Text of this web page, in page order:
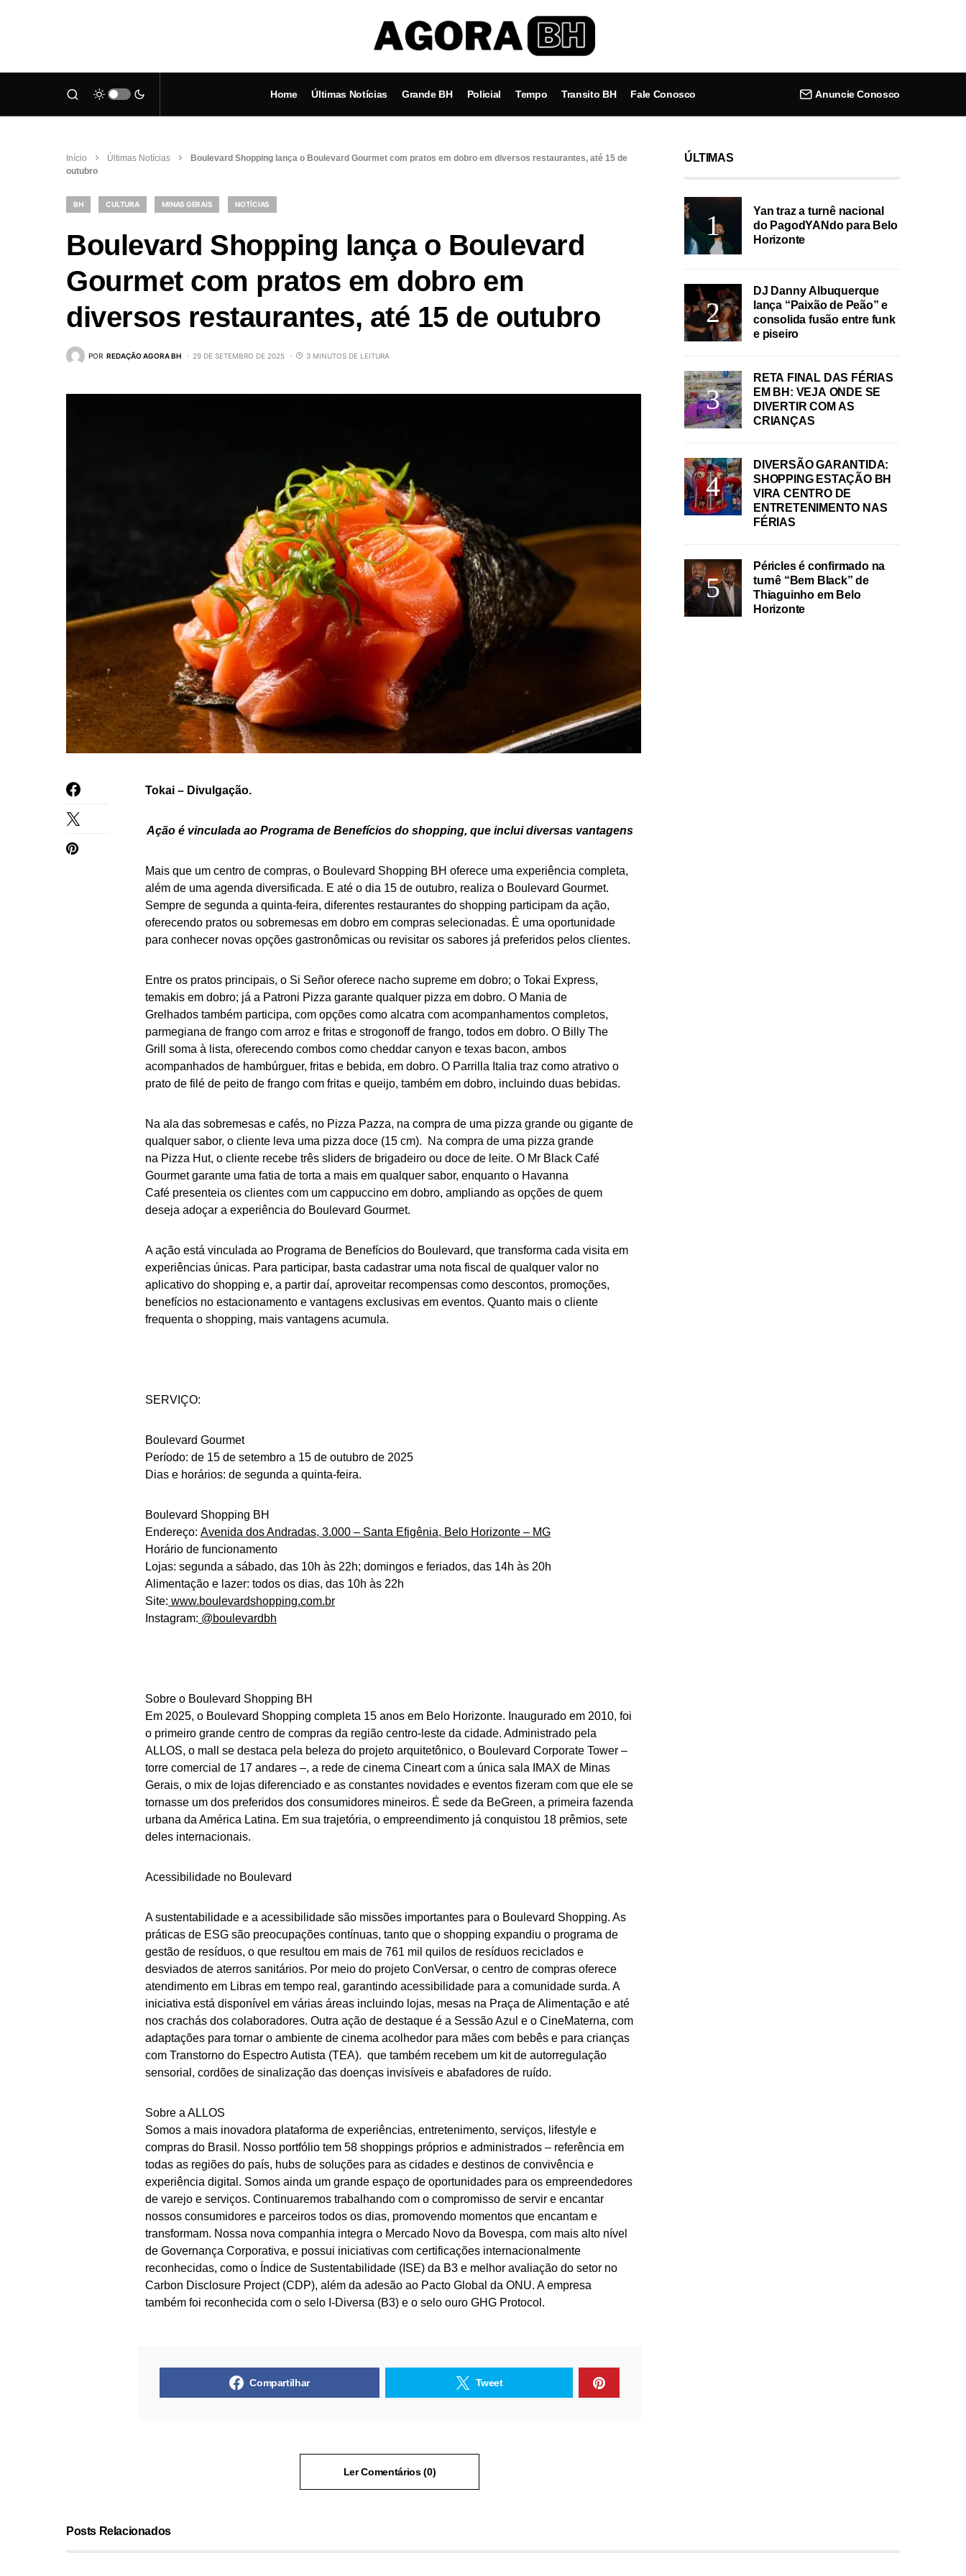
Home Últimas Notícias Grande BH Policial Tempo Transito BH Fale Conosco Anuncie Conosco
Início Últimas Notícias
Boulevard Shopping lança o Boulevard Gourmet com pratos em dobro em diversos restaurantes, até 15 de
outubro
BH CULTURA MINAS GERAIS NOTÍCIAS
Boulevard Shopping lança o Boulevard
Gourmet com pratos em dobro em
diversos restaurantes, até 15 de outubro
POR REDAÇÃO AGORA BH 29 DE SETEMBRO DE 2025 3 MINUTOS DE LEITURA
Tokai – Divulgação.
Ação é vinculada ao Programa de Benefícios do shopping, que incluidiversas vantagens
Mais que um centro de compras, o Boulevard Shopping BH oferece uma experiência completa,
além de uma agenda diversificada. E até o dia 15 de outubro, realiza o Boulevard Gourmet.
Sempre de segunda a quinta-feira, diferentes restaurantes do shopping participam da ação,
oferecendo pratos ou sobremesas em dobro em compras selecionadas. É uma oportunidade
para conhecer novas opções gastronômicas ou revisitar os sabores já preferidos pelos clientes.
Entre os pratos principais, o Si Señor oferece nacho supreme em dobro; o Tokai Express,
temakis em dobro; já a Patroni Pizza garante qualquer pizza em dobro. O Mania de
Grelhados também participa, com opções como alcatra com acompanhamentos completos,
parmegiana de frango com arroz e fritas e strogonoff de frango, todos em dobro. O Billy The
Grill soma à lista, oferecendo combos como cheddar canyon e texas bacon, ambos
acompanhados de hambúrguer, fritas e bebida, em dobro. O Parrilla Italia traz como atrativo o
prato de filé de peito de frango com fritas e queijo, também em dobro, incluindo duas bebidas.
Na ala das sobremesas e cafés, no Pizza Pazza, na compra de uma pizza grande ou gigante de
qualquer sabor, o cliente leva uma pizza doce (15 cm). Na compra de uma pizza grande
na Pizza Hut, o cliente recebe três sliders de brigadeiro ou doce de leite. O Mr Black Café
Gourmet garante uma fatia de torta a mais em qualquer sabor, enquanto o Havanna
Café presenteia os clientes com um cappuccino em dobro, ampliando as opções de quem
deseja adoçar a experiência do Boulevard Gourmet.
A ação está vinculada ao Programa de Benefícios do Boulevard, que transforma cada visita em
experiências únicas. Para participar, basta cadastrar uma nota fiscal de qualquer valor no
aplicativo do shopping e, a partir daí, aproveitar recompensas como descontos, promoções,
benefícios no estacionamento e vantagens exclusivas em eventos. Quanto mais o cliente
frequenta o shopping, mais vantagens acumula.
SERVIÇO:
Boulevard Gourmet
Período: de 15 de setembro a 15 de outubro de 2025
Dias e horários: de segunda a quinta-feira.
Boulevard Shopping BH
Endereço: Avenida dos Andradas, 3.000 – Santa Efigênia, Belo Horizonte – MG
Horário de funcionamento
Lojas: segunda a sábado, das 10h às 22h; domingos e feriados, das 14h às 20h
Alimentação e lazer: todos os dias, das 10h às 22h
Site: www.boulevardshopping.com.br
Instagram: @boulevardbh
Sobre o Boulevard Shopping BH
Em 2025, o Boulevard Shopping completa 15 anos em Belo Horizonte. Inaugurado em 2010, foi
o primeiro grande centro de compras da região centro-leste da cidade. Administrado pela
ALLOS, o mall se destaca pela beleza do projeto arquitetônico, o Boulevard Corporate Tower –
torre comercial de 17 andares –, a rede de cinema Cineart com a única sala IMAX de Minas
Gerais, o mix de lojas diferenciado e as constantes novidades e eventos fizeram com que ele se
tornasse um dos preferidos dos consumidores mineiros. É sede da BeGreen, a primeira fazenda
urbana da América Latina. Em sua trajetória, o empreendimento já conquistou 18 prêmios, sete
deles internacionais.
Acessibilidade no Boulevard
A sustentabilidade e a acessibilidade são missões importantes para o Boulevard Shopping. As
práticas de ESG são preocupações contínuas, tanto que o shopping expandiu o programa de
gestão de resíduos, o que resultou em mais de 761 mil quilos de resíduos reciclados e
desviados de aterros sanitários. Por meio do projeto ConVersar, o centro de compras oferece
atendimento em Libras em tempo real, garantindo acessibilidade para a comunidade surda. A
iniciativa está disponível em várias áreas incluindo lojas, mesas na Praça de Alimentação e até
nos crachás dos colaboradores. Outra ação de destaque é a Sessão Azul e o CineMaterna, com
adaptações para tornar o ambiente de cinema acolhedor para mães com bebês e para crianças
com Transtorno do Espectro Autista (TEA). que também recebem um kit de autorregulação
sensorial, cordões de sinalização das doenças invisíveis e abafadores de ruído.
Sobre a ALLOS
Somos a mais inovadora plataforma de experiências, entretenimento, serviços, lifestyle e
compras do Brasil. Nosso portfólio tem 58 shoppings próprios e administrados – referência em
todas as regiões do país, hubs de soluções para as cidades e destinos de convivência e
experiência digital. Somos ainda um grande espaço de oportunidades para os empreendedores
de varejo e serviços. Continuaremos trabalhando com o compromisso de servir e encantar
nossos consumidores e parceiros todos os dias, promovendo momentos que encantam e
transformam. Nossa nova companhia integra o Mercado Novo da Bovespa, com mais alto nível
de Governança Corporativa, e possui iniciativas com certificações internacionalmente
reconhecidas, como o Índice de Sustentabilidade (ISE) da B3 e melhor avaliação do setor no
Carbon Disclosure Project (CDP), além da adesão ao Pacto Global da ONU. A empresa
também foi reconhecida com o selo I-Diversa (B3) e o selo ouro GHG Protocol.
Compartilhar Tweet
Ler Comentários (0)
ÚLTIMAS
Yan traz a turnê nacional
do PagodYANdo para Belo
Horizonte
DJ Danny Albuquerque
lança “Paixão de Peão” e
consolida fusão entre funk
e piseiro
RETA FINAL DAS FÉRIAS
EM BH: VEJA ONDE SE
DIVERTIR COM AS
CRIANÇAS
DIVERSÃO GARANTIDA:
SHOPPING ESTAÇÃO BH
VIRA CENTRO DE
ENTRETENIMENTO NAS
FÉRIAS
Péricles é confirmado na
turnê “Bem Black” de
Thiaguinho em Belo
Horizonte
Posts Relacionados